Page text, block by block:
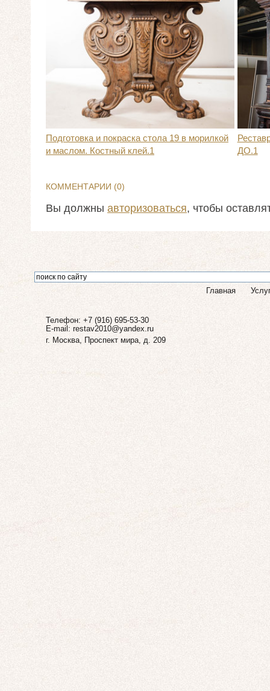
Подготовка и покраска стола 19 в морилкой
и маслом. Костный клей.1
ДО.1
КОММЕНТАРИИ (0)
Вы должны авторизоваться, чтобы
Главная
Телефон: +7 (916) 695-53-30
E-mail: restav2010@yandex.ru
г. Москва, Проспект мира, д. 209